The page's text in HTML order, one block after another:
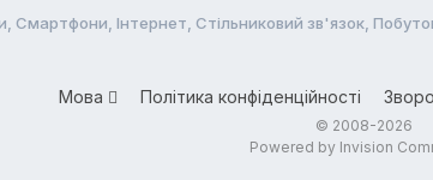
Смартфони, Інтернет, Стільниковий зв'язок,
Мова Політика конфіденційності
© 2008-2026
Powered by Invision